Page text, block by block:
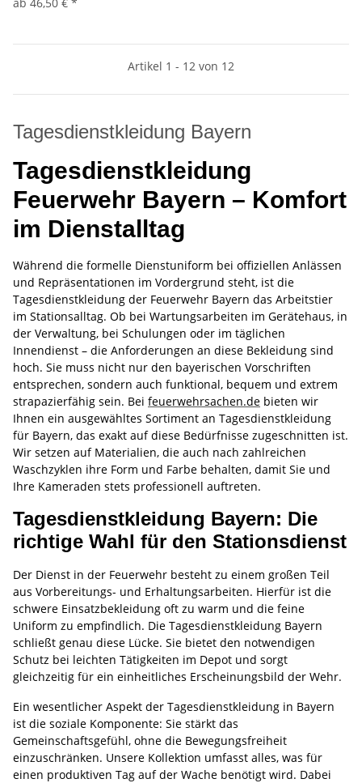
Artikel 1 - 12 von 12
Tagesdienstkleidung Bayern
Tagesdienstkleidung
Feuerwehr Bayern – Komfort
im Dienstalltag
Während die formelle Dienstuniform bei offiziellen Anlässen
und Repräsentationen im Vordergrund steht, ist die
Tagesdienstkleidung der Feuerwehr Bayern das Arbeitstier
im Stationsalltag. Ob bei Wartungsarbeiten im Gerätehaus, in
der Verwaltung, bei Schulungen oder im täglichen
Innendienst – die Anforderungen an diese Bekleidung sind
hoch. Sie muss nicht nur den bayerischen Vorschriften
entsprechen, sondern auch funktional, bequem und extrem
strapazierfähig sein. Bei feuerwehrsachen.de bieten wir
Ihnen ein ausgewähltes Sortiment an Tagesdienstkleidung
für Bayern, das exakt auf diese Bedürfnisse zugeschnitten ist.
Wir setzen auf Materialien, die auch nach zahlreichen
Waschzyklen ihre Form und Farbe behalten, damit Sie und
Ihre Kameraden stets professionell auftreten.
Tagesdienstkleidung Bayern: Die
richtige Wahl für den Stationsdienst
Der Dienst in der Feuerwehr besteht zu einem großen Teil
aus Vorbereitungs- und Erhaltungsarbeiten. Hierfür ist die
schwere Einsatzbekleidung oft zu warm und die feine
Uniform zu empfindlich. Die Tagesdienstkleidung Bayern
schließt genau diese Lücke. Sie bietet den notwendigen
Schutz bei leichten Tätigkeiten im Depot und sorgt
gleichzeitig für ein einheitliches Erscheinungsbild der Wehr.
Ein wesentlicher Aspekt der Tagesdienstkleidung in Bayern
ist die soziale Komponente: Sie stärkt das
Gemeinschaftsgefühl, ohne die Bewegungsfreiheit
einzuschränken. Unsere Kollektion umfasst alles, was für
einen produktiven Tag auf der Wache benötigt wird. Dabei